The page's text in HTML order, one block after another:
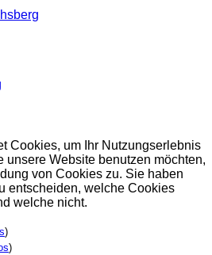
Cookies, um Ihr Nutzungserlebnis
unsere Website benutzen möchten,
von Cookies zu. Sie haben
entscheiden, welche Cookies
welche nicht.
)
)